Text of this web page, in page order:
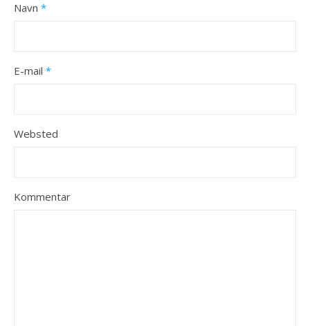
Navn *
E-mail *
Websted
Kommentar